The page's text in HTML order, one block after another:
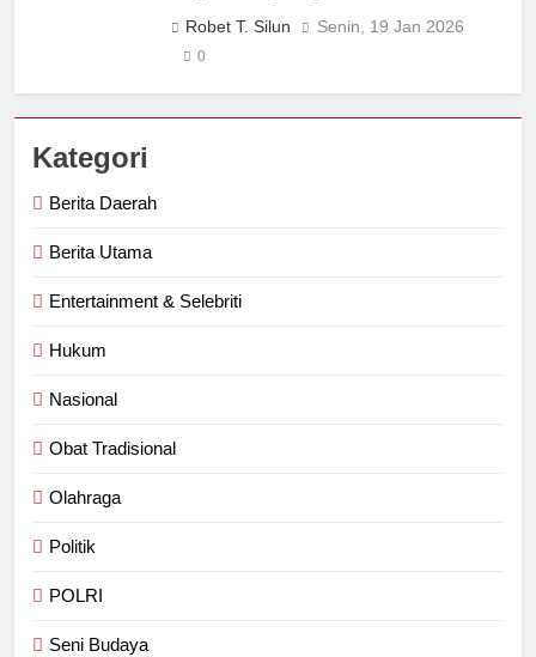
Robet T. Silun Senin, 19 Jan 2026
0
Kategori
Berita Daerah
Berita Utama
Entertainment & Selebriti
Hukum
Nasional
Obat Tradisional
Olahraga
Politik
POLRI
Seni Budaya